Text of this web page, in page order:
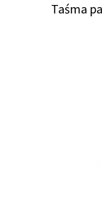
Taśma